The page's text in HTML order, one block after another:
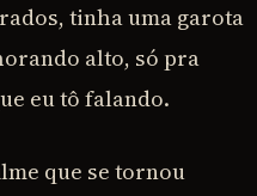
tinha uma garota
alto, só pra
eu tô falando.
que se tornou